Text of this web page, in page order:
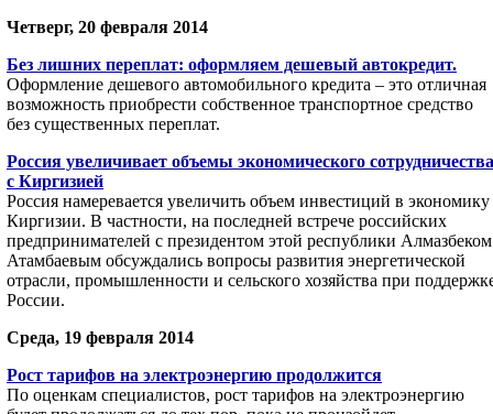
Четверг, 20 февраля 2014
Без лишних переплат: оформляем дешевый автокредит.
Оформление дешевого автомобильного кредита – это отличная
возможность приобрести собственное транспортное средство
без существенных переплат.
Россия увеличивает объемы экономического сотрудничества
с Киргизией
Россия намеревается увеличить объем инвестиций в экономику
Киргизии. В частности, на последней встрече российских
предпринимателей с президентом этой республики Алмазбеком
Атамбаевым обсуждались вопросы развития энергетической
отрасли, промышленности и сельского хозяйства при
России.
Среда, 19 февраля 2014
Рост тарифов на электроэнергию продолжится
По оценкам специалистов, рост тарифов на электроэнергию